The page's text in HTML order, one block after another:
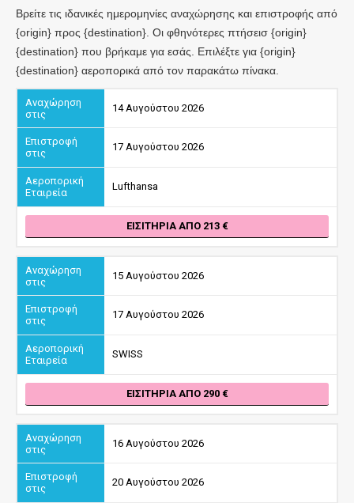
Βρείτε τις ιδανικές ημερομηνίες αναχώρησης και επιστροφής από
{origin} προς {destination}. Οι φθηνότερες πτήσεισ {origin}
{destination} που βρήκαμε για εσάς. Επιλέξτε για {origin}
{destination} αεροπορικά από τον παρακάτω πίνακα.
14 Αυγούστου 2026
17 Αυγούστου 2026
Lufthansa
ΕΙΣΙΤΉΡΙΑ ΑΠΌ 213
15 Αυγούστου 2026
17 Αυγούστου 2026
SWISS
ΕΙΣΙΤΉΡΙΑ ΑΠΌ 290
16 Αυγούστου 2026
20 Αυγούστου 2026